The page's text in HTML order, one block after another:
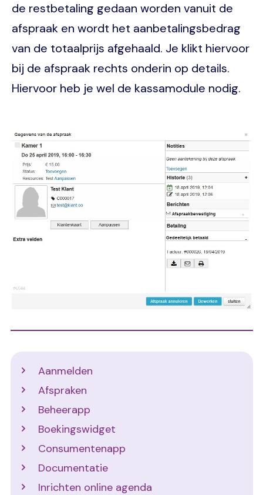
de restbetaling gedaan worden vanuit de
afspraak en wordt het aanbetalingsbedrag
van de totaalprijs afgehaald. Je klikt hiervoor
bij de afspraak rechts onderin op details.
Hiervoor heb je wel de kassamodule nodig.
Image
Aanmelden
Afspraken
Beheerapp
Boekingswidget
Consumentenapp
Documentatie
Inrichten online agenda